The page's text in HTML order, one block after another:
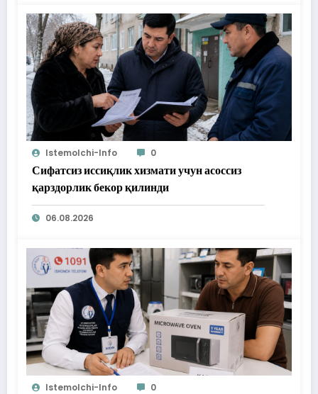
Istemolchi-Info 0
Сифатсиз иссиқлик хизмати учун асоссиз
қарздорлик бекор қилинди
06.08.2026
Istemolchi-Info 0